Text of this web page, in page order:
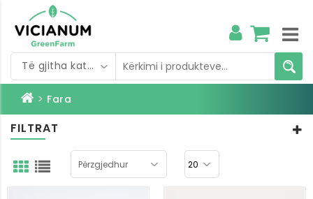
Të gjitha kategoritë
> Fara
FILTRAT